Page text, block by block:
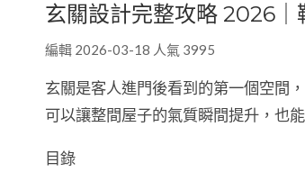
玄關設計完整攻略 2026
編輯 2026-03-18 人氣 3995
玄關是客人進門後看到的第一個空間
可以讓整間屋子的氣質瞬間提升，也
目錄